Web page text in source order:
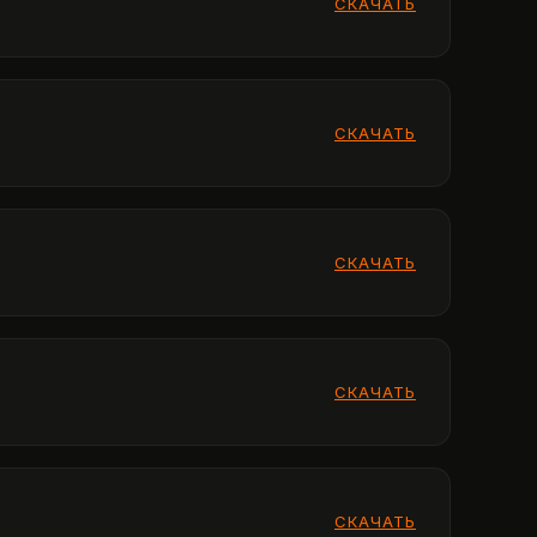
СКАЧАТЬ
СКАЧАТЬ
СКАЧАТЬ
СКАЧАТЬ